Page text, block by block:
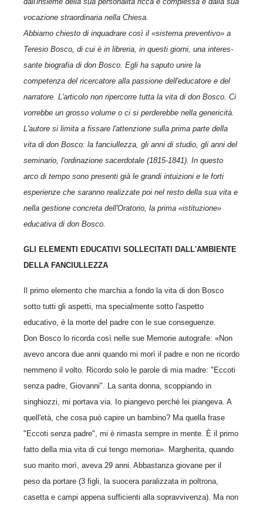
vocazione straordinaria nella Chiesa.
Abbiamo chiesto di inquadrare così il «sistema preventivo» a
Teresio Bosco, di cui è in libreria, in questi giorni, una interes­
sante biografia di don Bosco. Egli ha saputo unire la
competenza del ricercatore alla passione dell'educatore e del
narratore. L'arti­colo non ripercorre tutta la vita di don Bosco. Ci
vorrebbe un gros­so volume o ci si perderebbe nella genericità.
L'autore si limita a fissare l'attenzione sulla prima parte della
vita di don Bosco: la fan­ciullezza, gli anni di studio, gli anni del
seminario, l'ordinazione sacerdotale (1815-1841). In questo
arco di tempo sono presenti già le grandi intuizioni e le forti
esperienze che saranno realizzate poi nel resto della sua vita e
nella gestione concreta dell'Oratorio, la prima «istituzione»
educativa di don Bosco.
GLI ELEMENTI EDUCATIVI SOLLECITATI DALL'AMBIENTE
DELLA FANCIULLEZZA
Il primo elemento che marchia a fondo la vita di don Bosco
sotto tutti gli aspetti, ma specialmente sotto l'aspetto
educativo, è la morte del padre con le sue conse­guenze.
Don Bosco lo ricorda così nelle sue Memorie autografe: «Non
avevo ancora due anni quando mi morì il padre e non ne ricordo
nemmeno il volto. Ricordo solo le parole di mia madre: "Eccoti
senza padre, Giovanni". La santa donna, scop­piando in
singhiozzi, mi portava via. Io piangevo perché lei piangeva. A
quell'età, che cosa può capire un bambino? Ma quella frase
"Eccoti senza padre", mi è rimasta sempre in mente. È il primo
fatto della mia vita di cui tengo memoria». Margherita, quando
suo marito morì, aveva 29 anni. Abbastanza giovane per il
peso da portare (3 figli, la suocera paralizzata in poltrona,
casetta e campi appena sufficienti alla sopravvivenza). Ma non